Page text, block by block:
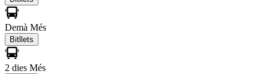
Demà Més
Bitllets
2 dies Més